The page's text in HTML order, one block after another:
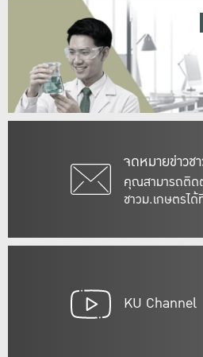
จดหมายข่าวช
คุณสามารถติด
ชาวม.เกษตรได้
KU Channel